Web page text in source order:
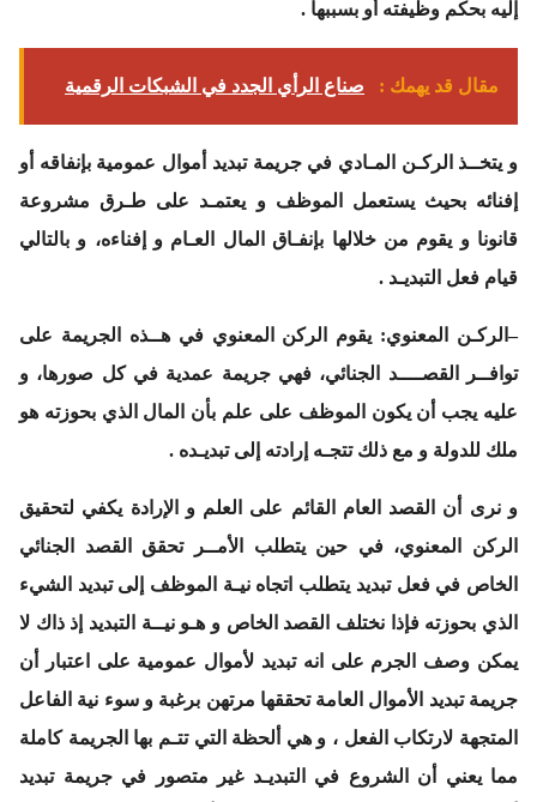
إليه بحكم وظيفته أو بسببها .
مقال قد يهمك : صناع الرأي الجدد في الشبكات الرقمية
و يتخــذ الركـن المـادي في جريمة تبديد أموال عمومية بإنفاقه أو
إفنائه بحيث يستعمل الموظف و يعتمـد على طـرق مشروعة
قانونا و يقوم من خلالها بإنفـاق المال العـام و إفناءه، و بالتالي
قيام فعل التبديـد .
– الركـن المعنوي: يقوم الركن المعنوي في هــذه الجريمة على
توافــر القصــــد الجنائي، فهي جريمة عمدية في كل صورها، و
عليه يجب أن يكون الموظف على علم بأن المال الذي بحوزته هو
ملك للدولة و مع ذلك تتجـه إرادته إلى تبديـده .
و نرى أن القصد العام القائم على العلم و الإرادة يكفي لتحقيق
الركن المعنوي، في حين يتطلب الأمــر تحقق القصد الجنائي
الخاص في فعل تبديد يتطلب اتجاه نيـة الموظف إلى تبديد الشيء
الذي بحوزته فإذا نختلف القصد الخاص و هـو نيــة التبديد إذ ذاك لا
يمكن وصف الجرم على انه تبديد لأموال عمومية على اعتبار أن
جريمة تبديد الأموال العامة تحققها مرتهن برغبة و سوء نية الفاعل
المتجهة لارتكاب الفعل ، و هي ألحظة التي تتـم بها الجريمة كاملة
مما يعني أن الشروع في التبديـد غير متصور في جريمة تبديد